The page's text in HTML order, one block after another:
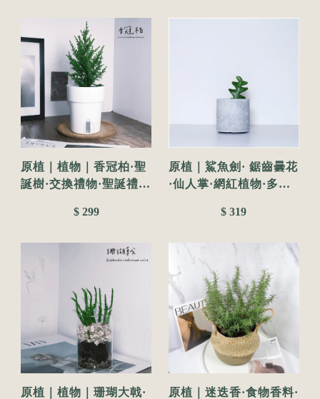
原植｜植物｜香冠柏·聖
誕樹·交換禮物·聖誕禮物
小樹·觀葉植物·3吋
$ 299
原植｜鯊魚劍· 鋸齒曇花
·仙人掌·網紅植物·多肉
$ 319
原植｜植物｜珊瑚大戟·
原植｜迷迭香·食物香料·